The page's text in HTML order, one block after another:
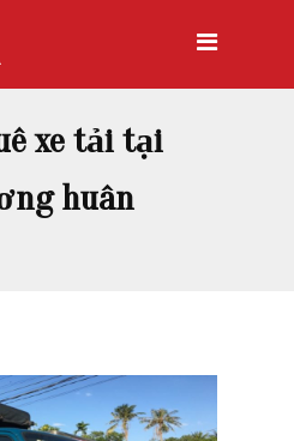
xe tải tại
huân